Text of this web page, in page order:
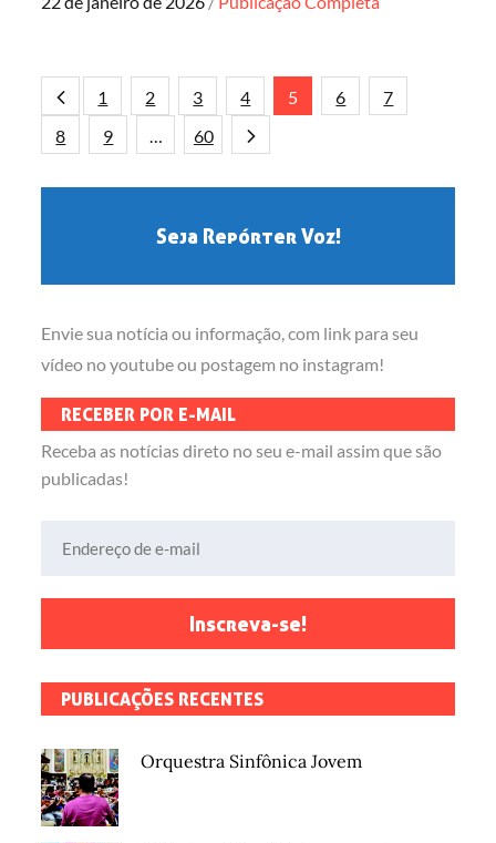
Paginação
de
1 2 3 4 5 6
7
8
9 … 60
Seja Repórter Voz!
Envie sua notícia ou informação, com link para seu
vídeo no youtube ou postagem no instagram!
RECEBER POR E-MAIL
Receba as notícias direto no seu e-mail assim que são
publicadas!
Inscreva-se!
PUBLICAÇÕES RECENTES
Orquestra Sinfônica Jovem